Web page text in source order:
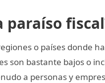
paraíso
o países donde
son bastante bajos o
a personas y